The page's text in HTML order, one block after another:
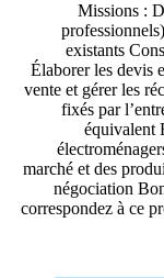
Missions :
existants
Élaborer les devis
vente et gérer les
fixés par
équivalent
marché et des
négociation
correspondez à ce